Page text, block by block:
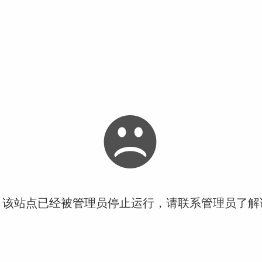
站点已经被管理员停止运行，请联系管理员了